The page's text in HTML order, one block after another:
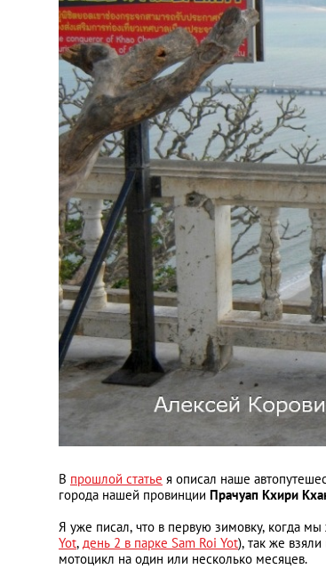
Москва
Париж
Паттайя
Пхукет
Санкт-Петербург
В прошлой статье я описал наше
города нашей провинции Прачуап Кхири
Я уже писал, что в первую зимовку, когда
Yot, день 2 в парке Sam Roi Yot), так же
мотоцикл на один или несколько месяцев.